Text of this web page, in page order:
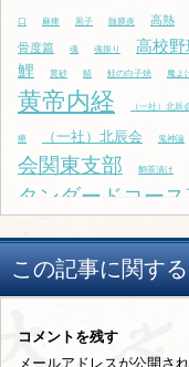
口 麻痺 黒子 髄膜炎 高熱
骨度篇 魂 魂振り 高校野
鯉 黄砂 鯖 鮭の白子焼 魔よ
黄帝内経 （一社）北辰
療 （一社）北辰会 鬼神論
会関東支部
鯛茶漬け
タンダードコー
この記事に関す
コメントを残す
メールアドレスが公開さ